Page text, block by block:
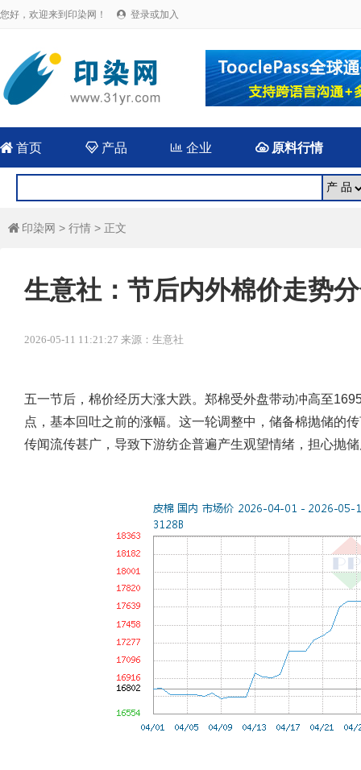
您好，欢迎来到印染网！  登录或加入
 首页 产品  企业 原料行情
 印染网 > 行情 > 正文
生意社：节后内外棉价走势
2026-05-11 11:21:27 来源：生意社
五一节后，棉价经历大涨大跌。郑棉受外盘带动冲高至
点，基本回吐之前的涨幅。这一轮调整中，储备棉抛储的
传闻流传甚广，导致下游纺企普遍产生观望情绪，担心抛